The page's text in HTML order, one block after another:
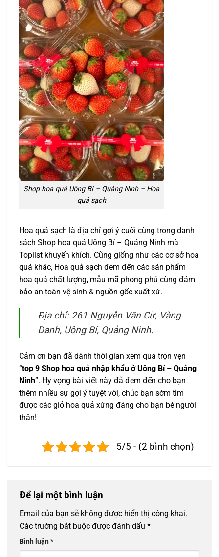
Shop hoa quả Uông Bí – Quảng Ninh – Hoa
quả sạch
Hoa quả sạch là địa chỉ gợi ý cuối cùng trong danh
sách Shop hoa quả Uông Bí – Quảng Ninh mà
Toplist khuyến khích. Cũng giống như các cơ sở hoa
quả khác, Hoa quả sạch đem đến các sản phẩm
hoa quả chất lượng, mẫu mã phong phú cùng đảm
bảo an toàn vệ sinh & nguồn gốc xuất xứ.
Địa chỉ: 261 Nguyễn Văn Cừ, Vàng
Danh, Uông Bí, Quảng Ninh.
Cảm ơn bạn đã dành thời gian xem qua trọn vẹn
“top 9 Shop hoa quả nhập khẩu ở Uông Bí – Quảng
Ninh”. Hy vọng bài viết này đã đem đến cho bạn
thêm nhiều sự gợi ý tuyệt vời, chúc bạn sớm tìm
được các giỏ hoa quả xứng đáng cho bạn bè người
thân!
5/5 - (2 bình chọn)
Để lại một bình luận
Email của bạn sẽ không được hiển thị công khai.
Các trường bắt buộc được đánh dấu *
Bình luận*